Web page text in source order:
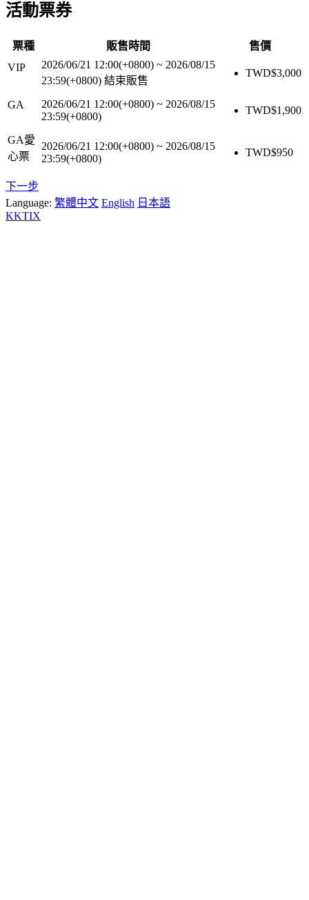
活動票券
票種 販售時間
售價
VIP
2026/06/21 12:00(+0800) ~ 2026/08/15
23:59(+0800) 結束販售
TWD$3,000
GA 2026/06/21 12:00(+0800) ~ 2026/08/15
23:59(+0800)
TWD$1,900
GA愛
心票
2026/06/21 12:00(+0800) ~ 2026/08/15
23:59(+0800)
TWD$950
下一步
Language: 繁體中文 English 日本語
KKTIX